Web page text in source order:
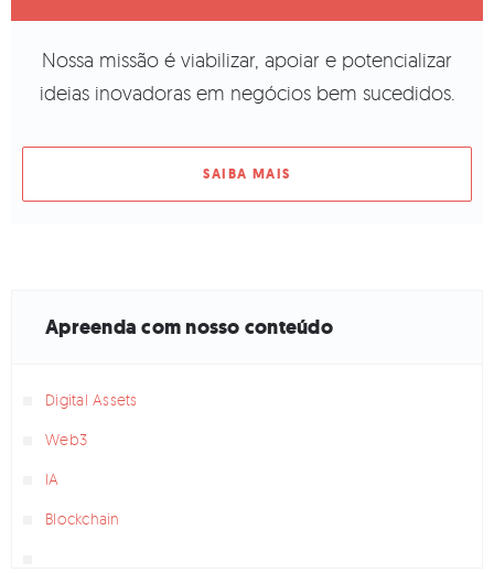
Nossa missão é viabilizar, apoiar e potencializar
ideias inovadoras em negócios bem sucedidos.
SAIBA MAIS
Apreenda com nosso conteúdo
Digital Assets
Web3
IA
Blockchain